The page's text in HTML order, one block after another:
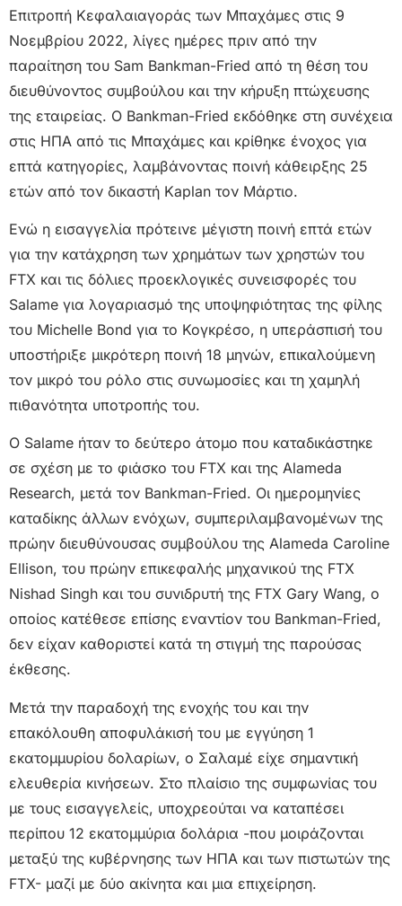
Επιτροπή Κεφαλαιαγοράς των Μπαχάμες στις 9
Νοεμβρίου 2022, λίγες ημέρες πριν από την
παραίτηση του Sam Bankman-Fried από τη θέση του
διευθύνοντος συμβούλου και την κήρυξη πτώχευσης
της εταιρείας. Ο Bankman-Fried εκδόθηκε στη συνέχεια
στις ΗΠΑ από τις Μπαχάμες και κρίθηκε ένοχος για
επτά κατηγορίες, λαμβάνοντας ποινή κάθειρξης 25
ετών από τον δικαστή Kaplan τον Μάρτιο.
Ενώ η εισαγγελία πρότεινε μέγιστη ποινή επτά ετών
για την κατάχρηση των χρημάτων των χρηστών του
FTX και τις δόλιες προεκλογικές συνεισφορές του
Salame για λογαριασμό της υποψηφιότητας της φίλης
του Michelle Bond για το Κογκρέσο, η υπεράσπισή του
υποστήριξε μικρότερη ποινή 18 μηνών, επικαλούμενη
τον μικρό του ρόλο στις συνωμοσίες και τη χαμηλή
πιθανότητα υποτροπής του.
Ο Salame ήταν το δεύτερο άτομο που καταδικάστηκε
σε σχέση με το φιάσκο του FTX και της Alameda
Research, μετά τον Bankman-Fried. Οι ημερομηνίες
καταδίκης άλλων ενόχων, συμπεριλαμβανομένων της
πρώην διευθύνουσας συμβούλου της Alameda Caroline
Ellison, του πρώην επικεφαλής μηχανικού της FTX
Nishad Singh και του συνιδρυτή της FTX Gary Wang, ο
οποίος κατέθεσε επίσης εναντίον του Bankman-Fried,
δεν είχαν καθοριστεί κατά τη στιγμή της παρούσας
έκθεσης.
Μετά την παραδοχή της ενοχής του και την
επακόλουθη αποφυλάκισή του με εγγύηση 1
εκατομμυρίου δολαρίων, ο Σαλαμέ είχε σημαντική
ελευθερία κινήσεων. Στο πλαίσιο της συμφωνίας του
με τους εισαγγελείς, υποχρεούται να καταπέσει
περίπου 12 εκατομμύρια δολάρια -που μοιράζονται
μεταξύ της κυβέρνησης των ΗΠΑ και των πιστωτών της
FTX- μαζί με δύο ακίνητα και μια επιχείρηση.